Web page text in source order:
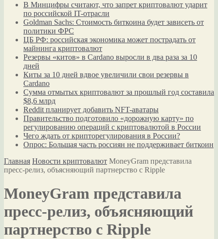
В Минцифры считают, что запрет криптовалют ударит
по российской IT-отрасли
Goldman Sachs: Стоимость биткоина будет зависеть от
политики ФРС
ЦБ РФ: российская экономика может пострадать от
майнинга криптовалют
Резервы «китов» в Cardano выросли в два раза за 10
дней
Киты за 10 дней вдвое увеличили свои резервы в
Cardano
Сумма отмытых криптовалют за прошлый год составила
$8,6 млрд
Reddit планирует добавить NFT-аватары
Правительство подготовило «дорожную карту» по
регулированию операций с криптовалютой в России
Чего ждать от крипторегулирования в России?
Опрос: Большая часть россиян не поддерживает биткоин
Главная Новости криптовалют MoneyGram представила
пресс-релиз, объясняющий партнерство с Ripple
MoneyGram представила
пресс-релиз, объясняющий
партнерство с Ripple